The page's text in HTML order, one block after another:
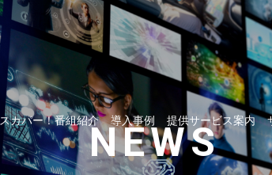
スカパー！番組紹介 導入事例 提供サービス案内
NEWS